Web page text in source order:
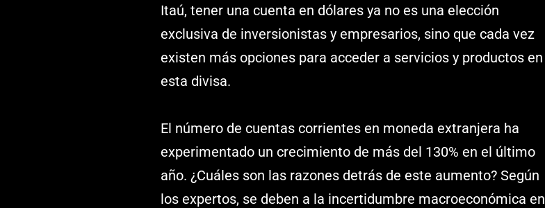
Itaú, tener una cuenta en dólares ya no es una elección
exclusiva de inversionistas y empresarios, sino que cada vez
existen más opciones para acceder a servicios y productos en
esta divisa.
El número de cuentas corrientes en moneda extranjera ha
experimentado un crecimiento de más del 130% en el último
año. ¿Cuáles son las razones detrás de este aumento? Según
los expertos, se deben a la incertidumbre macroeconómica en